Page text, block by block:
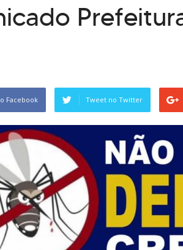
Facebook Tweet no Twitter